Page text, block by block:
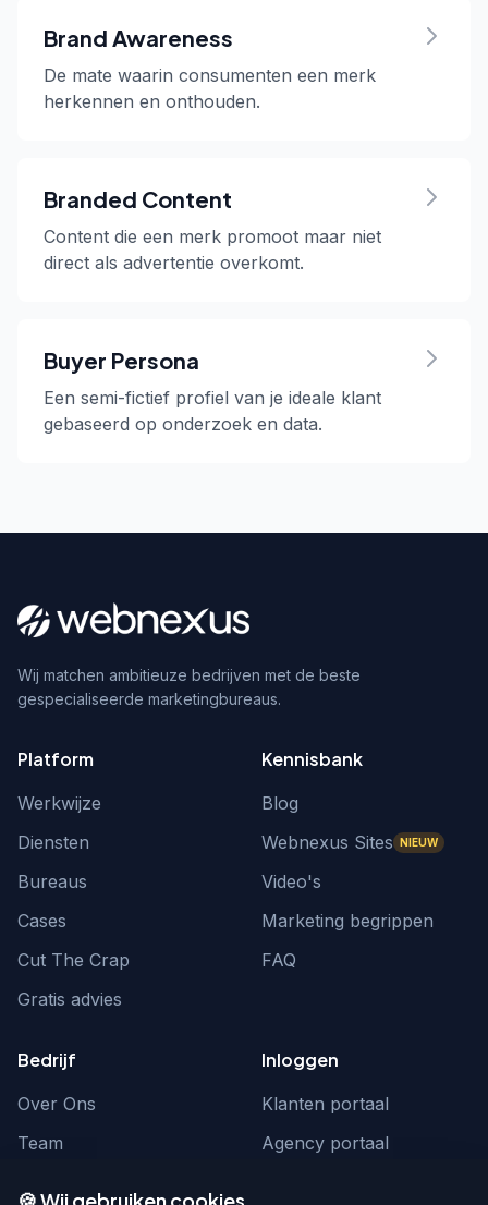
Brand Awareness
De mate waarin consumenten een merk
herkennen en onthouden.
Branded Content
Content die een merk promoot maar niet
direct als advertentie overkomt.
Buyer Persona
Een semi-fictief profiel van je ideale klant
gebaseerd op onderzoek en data.
Wij matchen ambitieuze bedrijven met de beste
gespecialiseerde marketingbureaus.
Platform
Werkwijze
Diensten
Bureaus
Cases
Cut The Crap
Gratis advies
Kennisbank
Blog
Webnexus Sites NIEUW
Video's
Marketing begrippen
FAQ
Bedrijf
Over Ons
Team
Inloggen
Klanten portaal
Agency portaal